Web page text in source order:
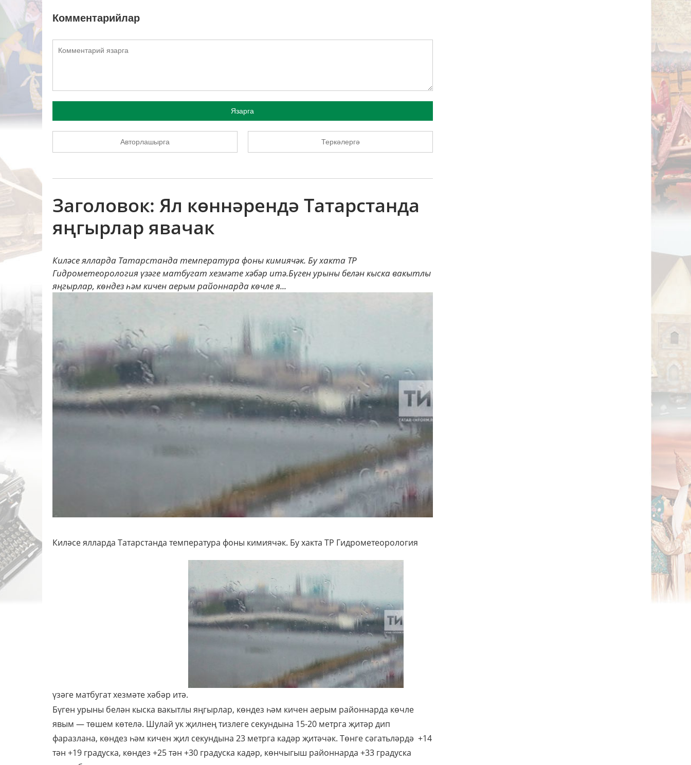
Комментарийлар
Язарга
Авторлашырга Теркәлергә
Заголовок: Ял көннәрендә Татарстанда
яңгырлар явачак
Киләсе ялларда Татарстанда температура фоны кимиячәк. Бу хакта ТР
Гидрометеорология үзәге матбугат хезмәте хәбәр итә.Бүген урыны белән кыска вакытлы
яңгырлар, көндез һәм кичен аерым районнарда көчле я...
Киләсе ялларда Татарстанда температура фоны кимиячәк. Бу хакта ТР Гидрометеорология
үзәге матбугат хезмәте хәбәр итә.
Бүген урыны белән кыска вакытлы яңгырлар, көндез һәм кичен аерым районнарда көчле
явым — төшем көтелә. Шулай ук җилнең тизлеге секундына 15-20 метрга җитәр дип
фаразлана, көндез һәм кичен җил секундына 23 метрга кадәр җитәчәк. Төнге сәгатьләрдә +14
тән +19 градуска, көндез +25 тән +30 градуска кадәр, көнчыгыш районнарда +33 градуска